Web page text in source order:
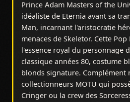
Prince Adam Masters of the
idéaliste de Eternia avant sa
Man, incarnant l'aristocratie
menaces de Skeletor. Cette
l'essence royal du personnage
classique années 80, costume
blonds signature. Complément
collectionneurs MOTU qui
Cringer ou la crew des